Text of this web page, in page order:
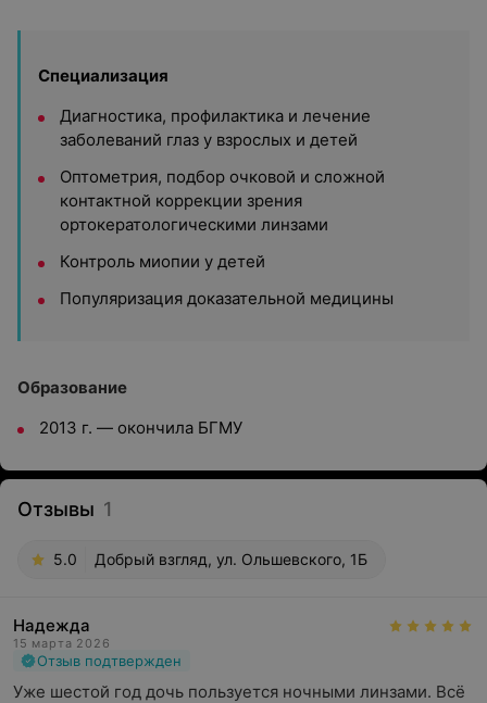
Специализация
Диагностика, профилактика и лечение
заболеваний глаз у взрослых и детей
Оптометрия, подбор очковой и сложной
контактной коррекции зрения
ортокератологическими линзами
Контроль миопии у детей
Популяризация доказательной медицины
Образование
2013 г. — окончила БГМУ
Отзывы 1
5.0 Добрый взгляд, ул. Ольшевского, 1Б
Надежда
15 марта 2026
Отзыв подтвержден
Уже шестой год дочь пользуется ночными линзами. Всё